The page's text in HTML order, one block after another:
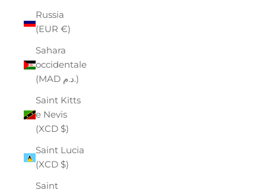
Russia
(EUR €)
Sahara
occidentale
(MAD د.م.)
Saint Kitts
e Nevis
(XCD $)
Saint Lucia
(XCD $)
Saint